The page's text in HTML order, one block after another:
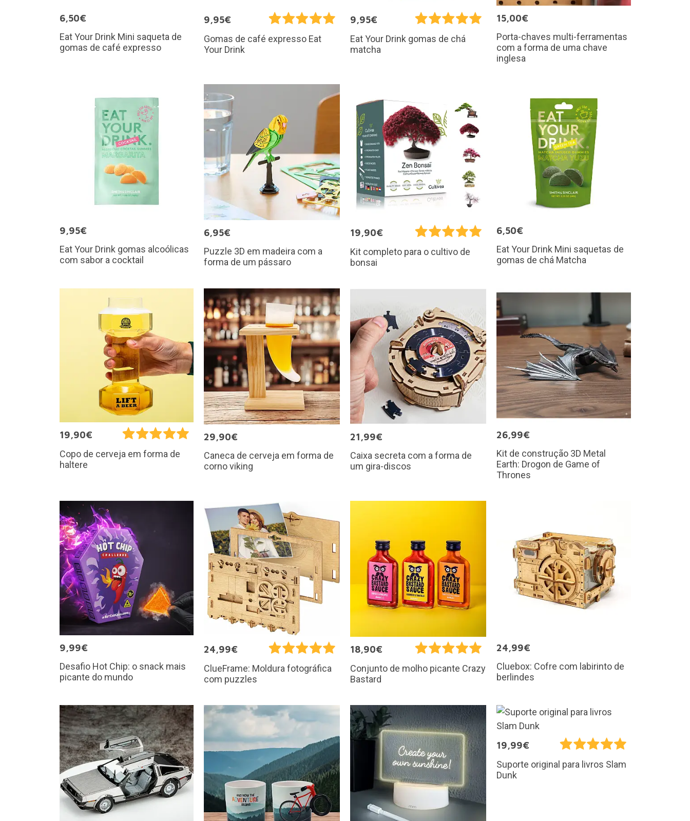
6,50€
Eat Your Drink Mini saqueta de
gomas de café expresso
9,95€
Gomas de café expresso Eat
Your Drink
9,95€
Eat Your Drink gomas de chá
matcha
15,00€
Porta-chaves multi-ferramentas
com a forma de uma chave
inglesa
9,95€
Eat Your Drink gomas alcoólicas
com sabor a cocktail
6,95€
Puzzle 3D em madeira com a
forma de um pássaro
19,90€
Kit completo para o cultivo de
bonsai
6,50€
Eat Your Drink Mini saquetas de
gomas de chá Matcha
19,90€
Copo de cerveja em forma de
haltere
29,90€
Caneca de cerveja em forma de
corno viking
21,99€
Caixa secreta com a forma de
um gira-discos
26,99€
Kit de construção 3D Metal
Earth: Drogon de Game of
Thrones
9,99€
Desafio Hot Chip: o snack mais
picante do mundo
24,99€
ClueFrame: Moldura fotográfica
com puzzles
18,90€
Conjunto de molho picante Crazy
Bastard
24,99€
Cluebox: Cofre com labirinto de
berlindes
19,99€
Suporte original para livros Slam
Dunk